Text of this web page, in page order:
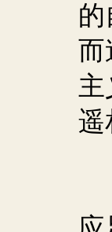
而
主
遥